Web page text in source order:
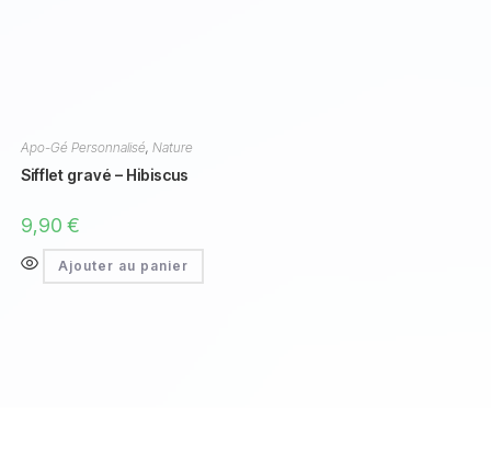
Apo-Gé Personnalisé, Nature
Sifflet gravé – Hibiscus
9,90 €
Ajouter au panier